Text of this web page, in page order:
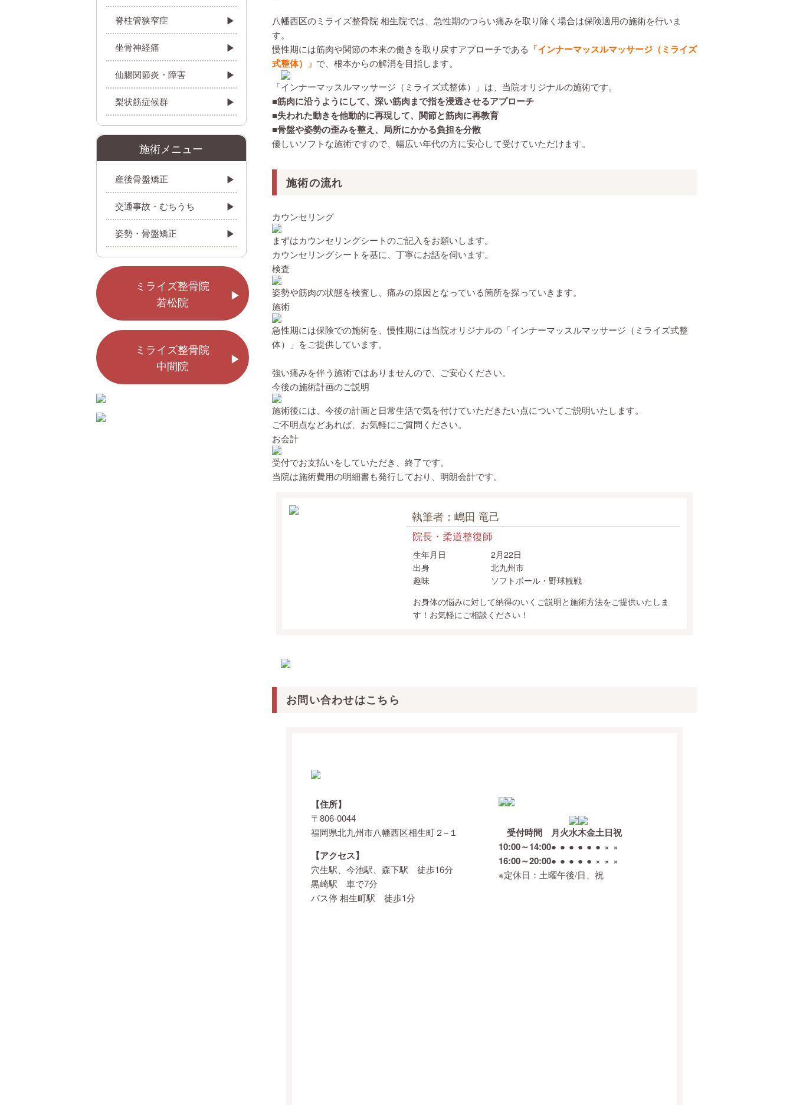
八幡西区のミライズ整骨院 相生院では、急性期のつらい痛みを取り除く場合は保険適用の施術を行いま
す。
慢性期には筋肉や関節の本来の働きを取り戻すアプローチである 「インナーマッスルマッサージ（ミライズ
式整体）」 で、根本からの解消を目指します。
「インナーマッスルマッサージ（ミライズ式整体）」は、当院オリジナルの施術です。
■筋肉に沿うようにして、深い筋肉まで指を浸透させるアプローチ
■失われた動きを他動的に再現して、関節と筋肉に再教育
■骨盤や姿勢の歪みを整え、局所にかかる負担を分散
優しいソフトな施術ですので、幅広い年代の方に安心して受けていただけます。
施術の流れ
カウンセリング
まずはカウンセリングシートのご記入をお願いします。
カウンセリングシートを基に、丁寧にお話を伺います。
検査
姿勢や筋肉の状態を検査し、痛みの原因となっている箇所を探っていきます。
施術
急性期には保険での施術を、慢性期には当院オリジナルの「インナーマッスルマッサージ（ミライズ式整
体）」をご提供しています。
強い痛みを伴う施術ではありませんので、ご安心ください。
今後の施術計画のご説明
施術後には、今後の計画と日常生活で気を付けていただきたい点についてご説明いたします。
ご不明点などあれば、お気軽にご質問ください。
お会計
受付でお支払いをしていただき、終了です。
当院は施術費用の明細書も発行しており、明朗会計です。
執筆者：嶋田 竜己
院長・柔道整復師
生年月日
2月22日
出身
北九州市
趣味
ソフトボール・野球観戦
お身体の悩みに対して納得のいくご説明と施術方法をご提供いたしま
す！お気軽にご相談ください！
お問い合わせはこちら
【住所】
〒806-0044
福岡県北九州市八幡西区相生町２−１
【アクセス】
穴生駅、今池駅、森下駅 徒歩16分
黒崎駅 車で7分
バス停 相生町駅 徒歩1分
受付時間 月火水木金土日祝
10:00～14:00● ● ● ● ● ● × ×
16:00～20:00● ● ● ● ● × × ×
※定休日：土曜午後/日、祝
脊柱管狭窄症
坐骨神経痛
仙腸関節炎・障害
梨状筋症候群
施術メニュー
産後骨盤矯正
交通事故・むちうち
姿勢・骨盤矯正
ミライズ整骨院
若松院
ミライズ整骨院
中間院